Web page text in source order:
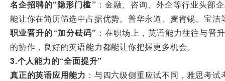
名企招聘的“隐形门槛” ：金融、咨询、外企等行业头部
能让你在简历筛选中占据优势。普华永道、麦肯锡、宝
职业晋升的“加分砝码” ：在职场上，英语能力往往与晋
的协作，良好的英语能力都能让你把握更多机会。
3.个人能力的“全面提升”
真正的英语应用能力 ：与四六级侧重应试不同，雅思考